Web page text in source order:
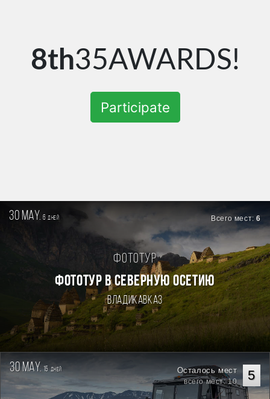
8th35AWARDS!
Participate
30 may. 6дней Всего мест:6
Фототур
ФОТОТУР В СЕВЕРНУЮ ОСЕТИЮ
Владикавказ
30 may.15 дней 5
Осталось мест
всего мест: 10